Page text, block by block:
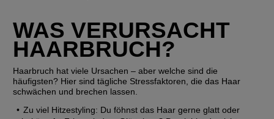
WAS VERURSACHT
HAARBRUCH?
Haarbruch hat viele Ursachen – aber welche sind die
häufigsten? Hier sind tägliche Stressfaktoren, die das Haar
schwächen und brechen lassen.
Zu viel Hitzestyling: Du föhnst das Haar gerne glatt oder